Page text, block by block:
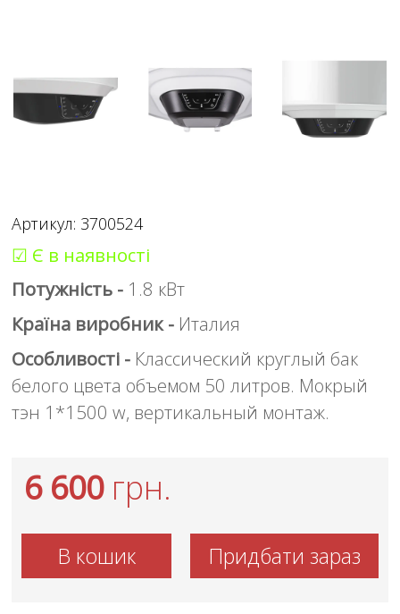
Артикул: 3700524
☑ Є в наявності
Потужність - 1.8 кВт
Країна виробник - Италия
Особливості - Классический круглый бак
белого цвета объемом 50 литров. Мокрый
тэн 1*1500 w, вертикальный монтаж.
6 600грн.
В кошик Придбати зараз